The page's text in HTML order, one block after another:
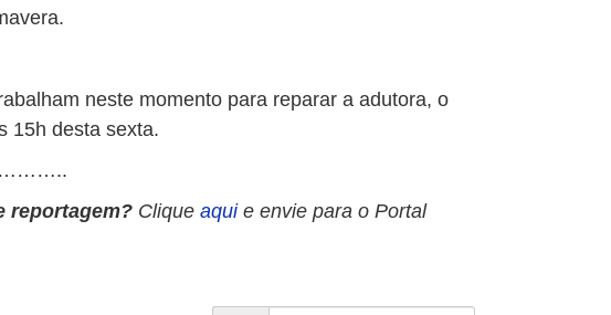
neste momento para reparar a adutora, o
15h desta sexta.
reportagem? Clique aqui e envie para o Portal